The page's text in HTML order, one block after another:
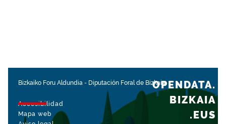
Bizkaiko Foru Aldundia - Diputación Foral de Bizkaia
Accesibilidad
Mapa web
OPENDATA.
BIZKAIA
.EUS